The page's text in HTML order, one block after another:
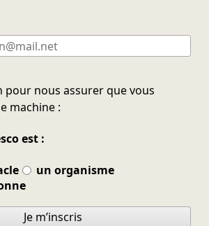
pour nous assurer que vous
machine :
est :
un organisme
Je m’inscris